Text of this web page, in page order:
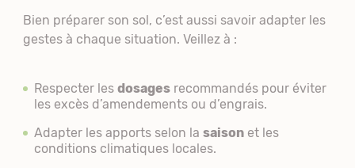
Bien préparer son sol, c’est aussi savoir adapter les
gestes à chaque situation. Veillez à :
Respecter les dosagesrecommandés pour éviter
les excès d’amendements ou d’engrais.
Adapter les apports selon la saisonet les
conditions climatiques locales.